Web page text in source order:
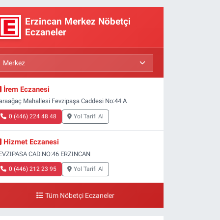
Erzincan Merkez Nöbetçi
Eczaneler
İrem Eczanesi
Mahallesi Fevzipaşa Caddesi No:44 A
0 (446) 224 48 48 Yol Tarifi Al
Hizmet Eczanesi
CAD.NO:46 ERZINCAN
0 (446) 212 23 95 Yol Tarifi Al
Tüm Nöbetçi Eczaneler